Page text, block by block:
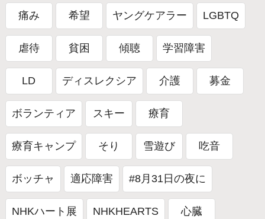
痛み 希望 ヤングケアラー LGBTQ
虐待 貧困 傾聴 学習障害
LD ディスレクシア 介護 募金
ボランティア スキー 療育
療育キャンプ そり 雪遊び 吃音
ボッチャ 適応障害 #8月31日の夜に
NHKハート展 NHKHEARTS 心臓